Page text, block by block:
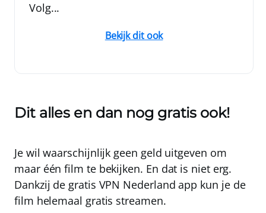
Volg...
Bekijk dit ook
Dit alles en dan nog gratis ook!
Je wil waarschijnlijk geen geld uitgeven om
maar één film te bekijken. En dat is niet erg.
Dankzij de gratis VPN Nederland app kun je de
film helemaal gratis streamen.